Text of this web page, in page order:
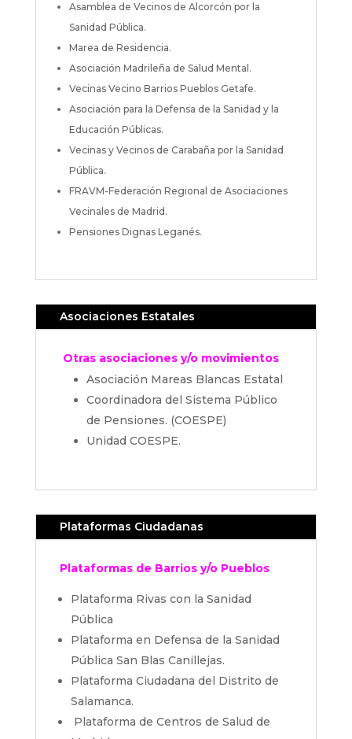
Asamblea de Vecinos de Alcorcón por la
Sanidad Pública.
Marea de Residencia.
Asociación Madrileña de Salud Mental.
Vecinas Vecino Barrios Pueblos Getafe.
Asociación para la Defensa de la Sanidad y la
Educación Públicas.
Vecinas y Vecinos de Carabaña por la Sanidad
Pública.
FRAVM-Federación Regional de Asociaciones
Vecinales de Madrid.
Pensiones Dignas Leganés.
Asociaciones Estatales
Otras asociaciones y/o movimientos
Asociación Mareas Blancas Estatal
Coordinadora del Sistema Público
de Pensiones. (COESPE)
Unidad COESPE.
Plataformas Ciudadanas
Plataformas de Barrios y/o Pueblos
Plataforma Rivas con la Sanidad
Pública
Plataforma en Defensa de la Sanidad
Pública San Blas Canillejas.
Plataforma Ciudadana del Distrito de
Salamanca.
Plataforma de Centros de Salud de